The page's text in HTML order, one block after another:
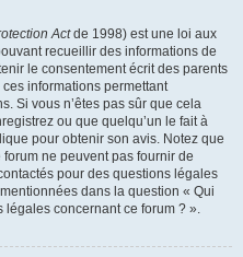
Actde 1998) est une loi aux
recueillir des informations de
le consentement écrit des parents
informations permettant
Si vous n’êtes pas sûr que cela
ou que quelqu’un le fait à
pour obtenir son avis. Notez que
ne peuvent pas fournir de
pour des questions légales
dans la question « Qui
concernant ce forum ? ».